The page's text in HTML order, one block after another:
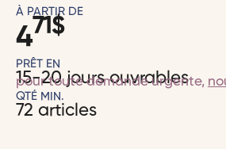
À PARTIR DE
471$
PRÊT EN
15-20 jours ouvrables
pour toute demande urgente,
QTÉ MIN.
72 articles